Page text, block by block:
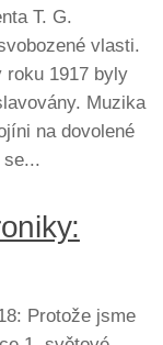
T. G.
vlasti.
roku 1917 byly
Muzika
na dovolené
Protože jsme